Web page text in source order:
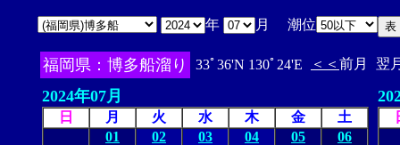
年 月 潮位
福岡県：博多船溜り 33ﾟ36'N 130ﾟ24'E ＜＜ 前月 翌
2024年07月
日 月 火 水 木 金 土
01
02
03
04
05
06